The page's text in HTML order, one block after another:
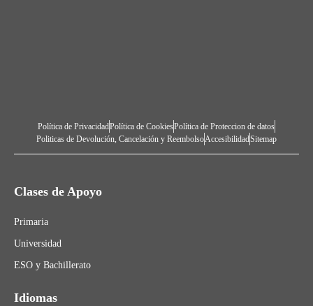
Política de PrivacidadPolítica de CookiesPolítica de Proteccion de datos
Politicas de Devolución, Cancelación y ReembolsoAccesibilidadSitemap
Clases de Apoyo
Primaria
Universidad
ESO y Bachillerato
Idiomas